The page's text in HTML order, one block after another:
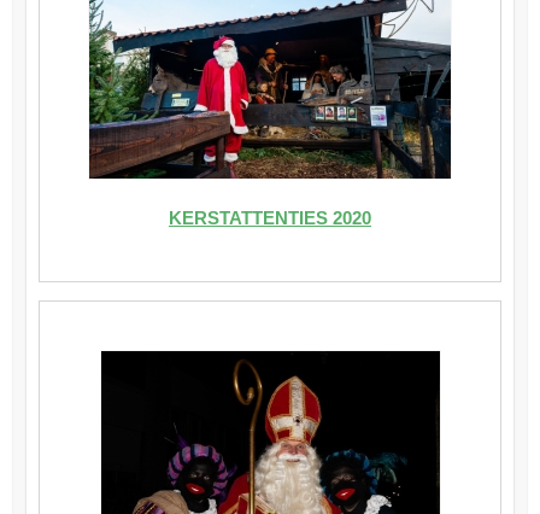
KERSTATTENTIES 2020